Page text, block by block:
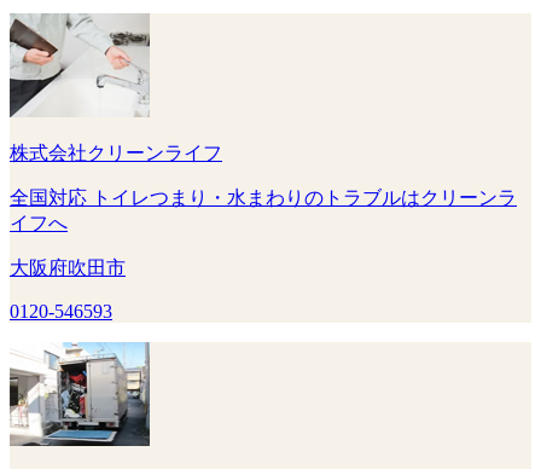
株式会社クリーンライフ
全国対応 トイレつまり・水まわりのトラブルはクリーンラ
イフへ
大阪府吹田市
0120-546593